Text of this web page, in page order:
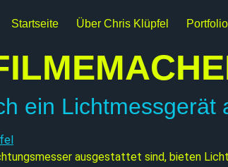
Startseite Über Chris Klüpfel
ein
ausgestattet sind, bieten